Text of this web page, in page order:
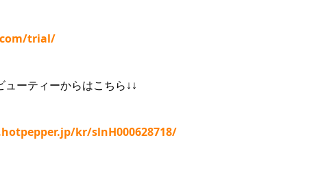
trial/
ーティーからはこちら↓↓
kr/slnH000628718/